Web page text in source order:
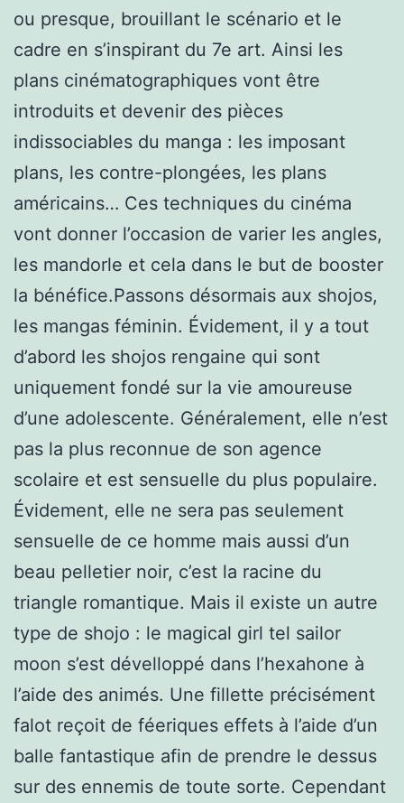
ou presque, brouillant le scénario et le
cadre en s’inspirant du 7e art. Ainsi les
plans cinématographiques vont être
introduits et devenir des pièces
indissociables du manga : les imposant
plans, les contre-plongées, les plans
américains… Ces techniques du cinéma
vont donner l’occasion de varier les angles,
les mandorle et cela dans le but de booster
la bénéfice.Passons désormais aux shojos,
les mangas féminin. Évidement, il y a tout
d’abord les shojos rengaine qui sont
uniquement fondé sur la vie amoureuse
d’une adolescente. Généralement, elle n’est
pas la plus reconnue de son agence
scolaire et est sensuelle du plus populaire.
Évidement, elle ne sera pas seulement
sensuelle de ce homme mais aussi d’un
beau pelletier noir, c’est la racine du
triangle romantique. Mais il existe un autre
type de shojo : le magical girl tel sailor
moon s’est dévelloppé dans l’hexahone à
l’aide des animés. Une fillette précisément
falot reçoit de féeriques effets à l’aide d’un
balle fantastique afin de prendre le dessus
sur des ennemis de toute sorte. Cependant